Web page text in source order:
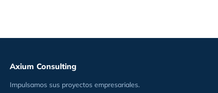
Axium Consulting
Impulsamos sus proyectos empresariales.